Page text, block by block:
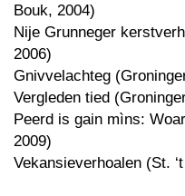
Bouk, 2004)
Nije Grunneger
2006)
Gnivvelachteg
Vergleden tied
Peerd is gain mìns:
2009)
Vekansieverhoalen (St.